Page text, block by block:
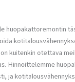
huopakattoremontin
kuitenkin otettava
Hinnoittelemme
ja